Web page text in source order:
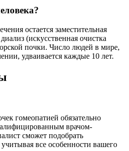
остается заместительная
(искусственная очистка
почки. Число людей в мире,
удваивается каждые 10 лет.
гомеопатией обязательно
врачом-
сможет подобрать
все особенности вашего